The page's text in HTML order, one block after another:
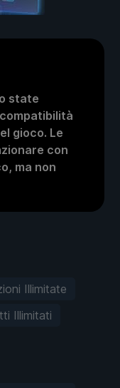
state
gioco. Le
con
ma non
Illimitate
Illimitati